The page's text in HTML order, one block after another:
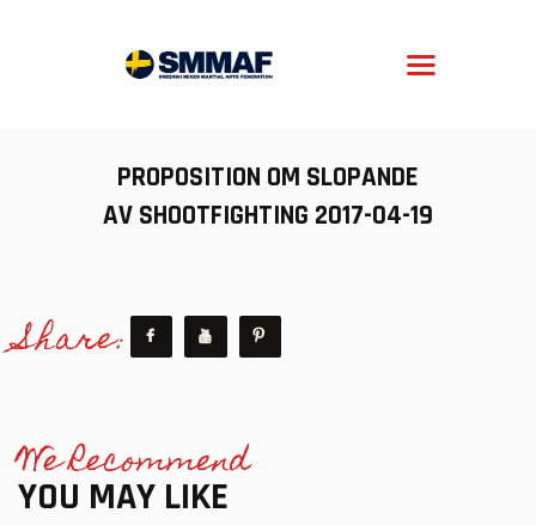
PROPOSITION OM SLOPANDE
AV SHOOTFIGHTING 2017-04-19
SMMAF
NYHETER
FÖRBUNDET
Share:
We Recommend
YOU MAY LIKE